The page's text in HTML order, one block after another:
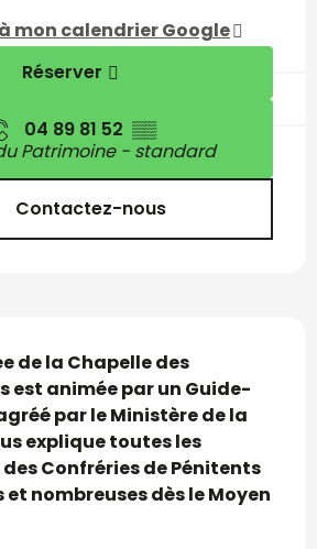
mon calendrier Google
Réserver
04 89 81 52 ▒▒
Patrimoine - standard
Contactez-nous
de la Chapelle des
est animée par un Guide-
par le Ministère de la
explique toutes les
Confréries de Pénitents
nombreuses dès le Moyen